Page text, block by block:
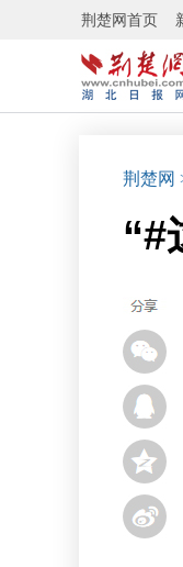
荆楚网首页
荆楚网
“#